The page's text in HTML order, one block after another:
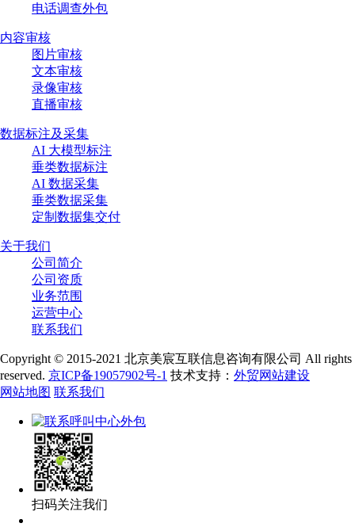
电话调查外包
内容审核
图片审核
文本审核
录像审核
直播审核
数据标注及采集
AI 大模型标注
垂类数据标注
AI 数据采集
垂类数据采集
定制数据集交付
关于我们
公司简介
公司资质
业务范围
运营中心
联系我们
Copyright © 2015-2021 北京美宸互联信息咨询有限公司 All rights
reserved. 京ICP备19057902号-1 技术支持： 外贸网站建设
网站地图 联系我们
扫码关注我们